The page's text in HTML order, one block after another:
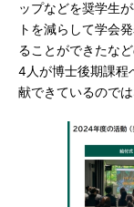
ップなどを奨学生
トを減らして学会
ることができたな
4人が博士後期課程
献できているので